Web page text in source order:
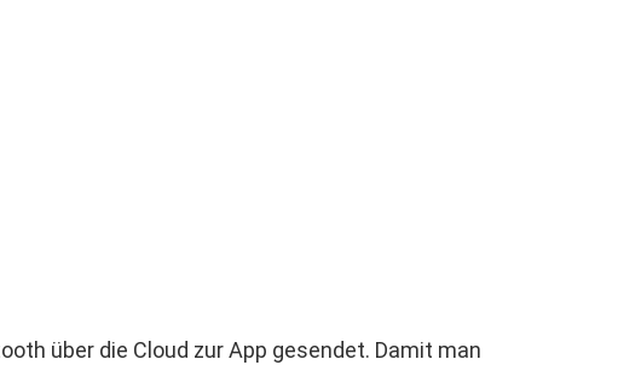
über die Cloud zur App gesendet. Damit man